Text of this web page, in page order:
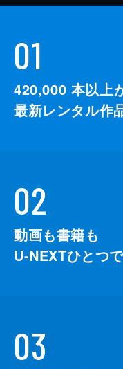
01
420,000 本以上
最新レンタル作
02
動画も書籍も
U-NEXTひとつで
03